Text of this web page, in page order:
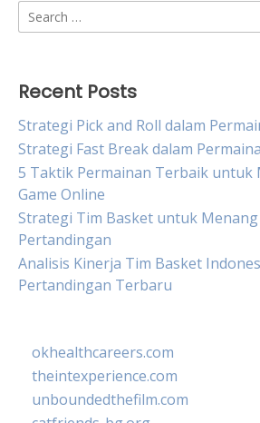
Search
for:
Recent Posts
Strategi Pick and Roll dalam
Strategi Fast Break dalam
5 Taktik Permainan Terbaik untuk
Game Online
Strategi Tim Basket untuk Menang
Pertandingan
Analisis Kinerja Tim Basket
Pertandingan Terbaru
okhealthcareers.com
theintexperience.com
unboundedthefilm.com